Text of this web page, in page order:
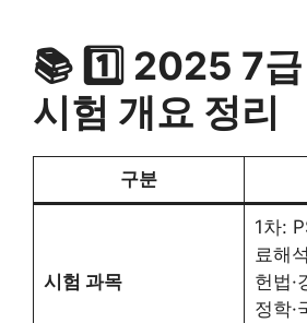
📚 1️⃣ 2025 7급
시험 개요 정리
구분
시험 과목
1차:
료해
헌법·
정학·